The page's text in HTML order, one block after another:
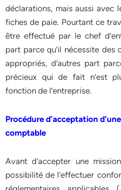
déclarations, mais aussi avec
fiches de paie. Pourtant ce
être effectué par le chef
part parce qu’il nécessite
appropriés, d’autres part
précieux qui de fait n’est
fonction de l’entreprise.
Procédure d’acceptation
comptable
Avant d’accepter une
possibilité de l’effectuer